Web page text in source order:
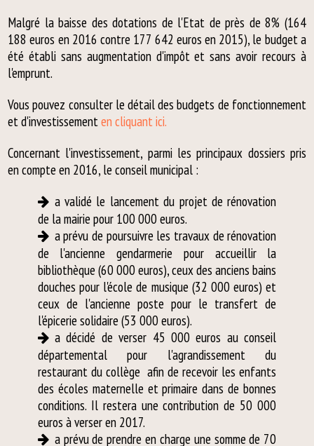
Malgré la baisse des dotations de l'Etat de près de 8% (164
188 euros en 2016 contre 177 642 euros en 2015), le budget a
été établi sans augmentation d'impôt et sans avoir recours à
l'emprunt.
Vous pouvez consulter le détail des budgets de fonctionnement
et d'investissementen cliquant ici.
Concernant l'investissement, parmi les principaux dossiers pris
en compte en 2016, le conseil municipal :
a validé le lancement du projet de rénovation
de la mairie pour 100 000 euros.
a prévu de poursuivre les travaux de rénovation
de l'ancienne gendarmerie pour accueillir la
bibliothèque (60 000 euros), ceux des anciens bains
douches pour l'école de musique (32 000 euros) et
ceux de l'ancienne poste pour le transfert de
l'épicerie solidaire (53 000 euros).
a décidé de verser 45 000 euros au conseil
départemental pour l'agrandissement du
restaurant du collège afin de recevoir les enfants
des écoles maternelle et primaire dans de bonnes
conditions. Il restera une contribution de 50 000
euros à verser en 2017.
a prévu de prendre en charge une somme de 70